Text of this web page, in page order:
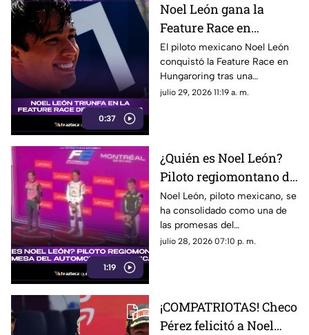
0:37
Noel León gana la
Feature Race en
Hungaroring y logra un
triunfo histórico rumbo
al campeonato
El piloto mexicano Noel León
conquistó la Feature Race en
Hungaroring tras una
impecable estrategia de pits y
julio 29, 2026 11:19 a. m.
1:19
¿Quién es Noel León?
Piloto regiomontano de
21 años y promesa del
automovilismo
mexicano con Campos
Racing
Noel León, piloto mexicano, se
ha consolidado como una de
las promesas del
automovilismo nacional al
julio 28, 2026 07:10 p. m.
¡COMPATRIOTAS! Checo
Pérez felicitó a Noel